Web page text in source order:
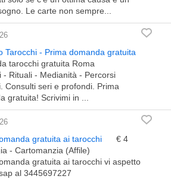
Le carte non sempre...
Tarocchi - Prima domanda gratuita
tarocchi gratuita Roma
- Rituali - Medianità - Percorsi
Consulti seri e profondi. Prima
gratuita! Scrivimi in ...
gratuita ai tarocchi
€ 4
- Cartomanzia (Affile)
gratuita ai tarocchi vi aspetto
al 3445697227